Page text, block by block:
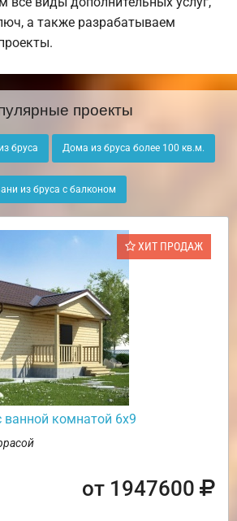
а также разрабатываем
проекты
бруса Дома из бруса более 100 кв.м.
из бруса с балконом
ХИТ ПРОДАЖ
комнатой 6х9
от 1947600